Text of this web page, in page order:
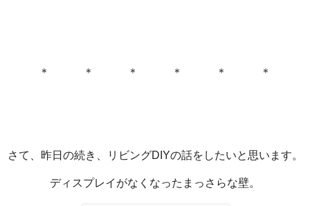
＊ ＊ ＊ ＊ ＊ ＊
さて、昨日の続き、リビングDIYの話をしたいと思います。
ディスプレイがなくなったまっさらな壁。